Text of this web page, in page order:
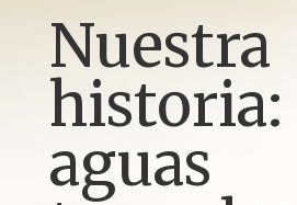
Nuestra
historia:
aguas